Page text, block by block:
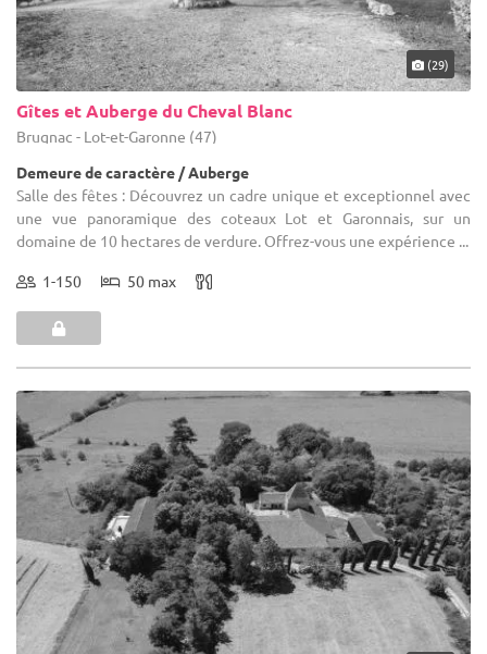
(29)
Gîtes et Auberge du Cheval Blanc
Brugnac - Lot-et-Garonne (47)
Demeure de caractère / Auberge
Salle des fêtes : Découvrez un cadre unique et exceptionnel avec
une vue panoramique des coteaux Lot et Garonnais, sur un
domaine de 10 hectares de verdure. Offrez-vous une expérience ...
1-150 50 max